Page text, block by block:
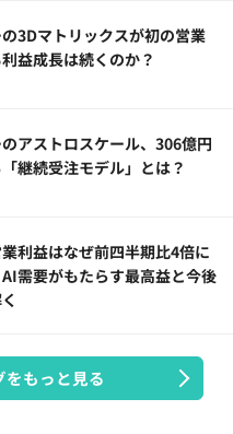
3Dマトリックスが初の営業
益成長は続くのか？
アストロスケール、306億円
継続受注モデル」とは？
利益はなぜ前四半期比4倍に
需要がもたらす最高益と今後
をもっと見る